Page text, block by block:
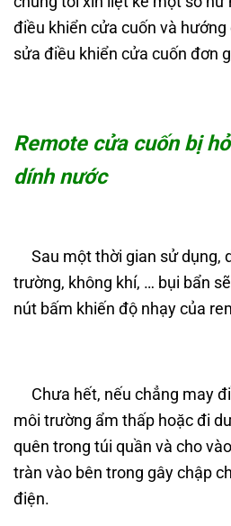
điều khiển cửa cuốn và
sửa điều khiển cửa cuốn đơn
Remote cửa cuốn bị
dính nước
Sau một thời gian sử dụng,
trường, không khí, … bụi bẩn
nút bấm khiến độ nhạy của
Chưa hết, nếu chẳng may
môi trường ẩm thấp hoặc đi
quên trong túi quần và cho
tràn vào bên trong gây chập
điện.